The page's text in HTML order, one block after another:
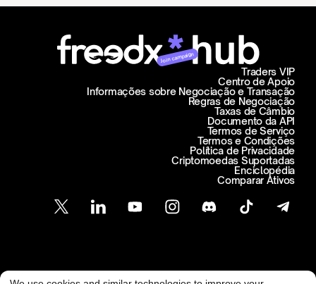
Join campaign
Centro de Apoio
Informações sobre Negociação e Transação
Traders VIP
Regras de Negociação
Taxas de Câmbio
Documento da API
Termos de Serviço
Termos e Condições
Política de Privacidade
Criptomoedas Suportadas
Enciclopédia
Comparar Ativos